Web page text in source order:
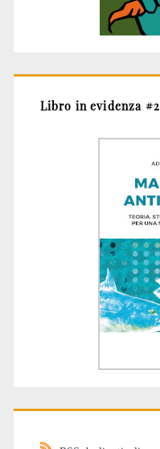
Libro in evidenza #2